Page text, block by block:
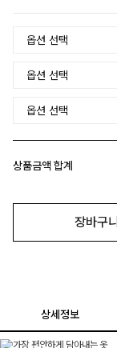
상품금액 합계
장바구니
상세정보